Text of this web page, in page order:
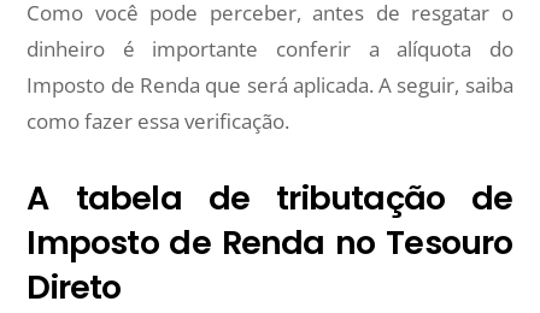
Como você pode perceber, antes de resgatar o
dinheiro é importante conferir a alíquota do
Imposto de Renda que será aplicada. A seguir, saiba
como fazer essa verificação.
A tabela de tributação de
Imposto de Renda no Tesouro
Direto